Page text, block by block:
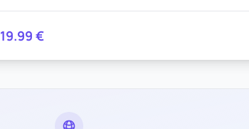
19.99 €